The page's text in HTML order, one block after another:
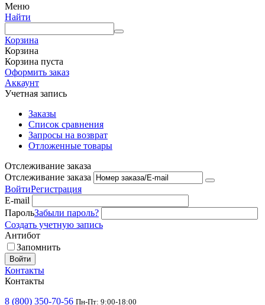
Меню
Найти
Корзина
Корзина
Корзина пуста
Оформить заказ
Аккаунт
Учетная запись
Заказы
Список сравнения
Запросы на возврат
Отложенные товары
Отслеживание заказа
Отслеживание заказа
ВойтиРегистрация
E-mail
ПарольЗабыли пароль?
Создать учетную запись
Антибот
Запомнить
Войти
Контакты
Контакты
8 (800) 350-70-56 Пн-Пт: 9:00-18:00